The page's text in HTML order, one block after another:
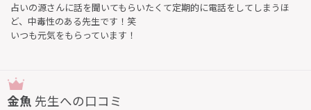
占いの源さんに話を聞いてもらいたくて定期的に電話をしてしまうほ
ど、中毒性のある先生です！笑
いつも元気をもらっています！
金魚 先生への口コミ